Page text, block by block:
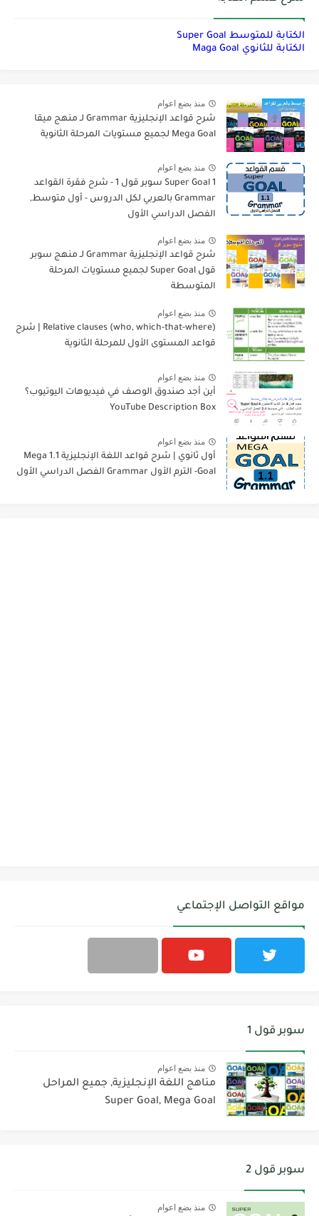
الكتابة للمتوسط Super Goal
الكتابة للثانوي Maga Goal
منذ بضع اعوام
شرح قواعد الإنجليزية Grammar لـ منهج ميقا
Mega Goal لجميع مستويات المرحلة الثانوية
منذ بضع اعوام
Super Goal 1 سوبر قول 1 - شرح فقرة القواعد
Grammar بالعربي لكل الدروس - أول متوسط,
الفصل الدراسي الأول
منذ بضع اعوام
شرح قواعد الإنجليزية Grammar لـ منهج سوبر
قول Super Goal لجميع مستويات المرحلة
المتوسطة
منذ بضع اعوام
Relative clauses (who, which-that-where) | شرح
قواعد المستوى الأول للمرحلة الثانوية
منذ بضع اعوام
أين أجد صندوق الوصف في فيديوهات اليوتيوب؟
YouTube Description Box
منذ بضع اعوام
أول ثانوي | شرح قواعد اللغة الإنجليزية 1.1 Mega
Goal- الترم الأول Grammar الفصل الدراسي الأول
مواقع التواصل الإجتماعي
سوبر قول 1
منذ بضع اعوام
مناهج اللغة الإنجليزية, جميع المراحل
Super Goal, Mega Goal
سوبر قول 2
منذ بضع اعوام